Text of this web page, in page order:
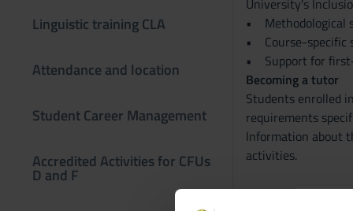
Linguistic training CLA
Attendance and location
Student Career Management
Accredited Activities for CFUs
D and F
University's
• Methodological
• Course-specific
• Support for
Becoming a tutor
Students enrolled
requirements
Information about
activities.